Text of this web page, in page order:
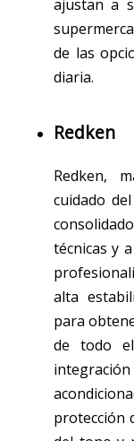
ajustan a
de las
diaria.
Redken
Redken,
cuidado
técnicas y
alta
para
de todo
protección